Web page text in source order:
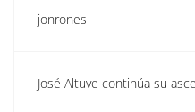
jonrones
José Altuve continúa su